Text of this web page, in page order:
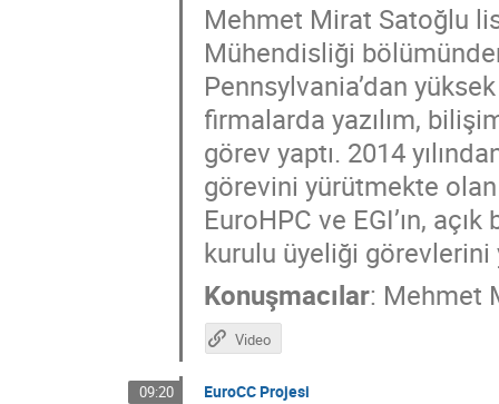
Mehmet Mirat Satoğlu
Mühendisliği
Pennsylvania’dan
firmalarda yazılım,
görev yaptı. 2014
görevini yürütmekte olan
EuroHPC ve EGI’ın,
kurulu üyeliği
Konuşmacılar: Mehmet
Video
09:20 EuroCC Projesi